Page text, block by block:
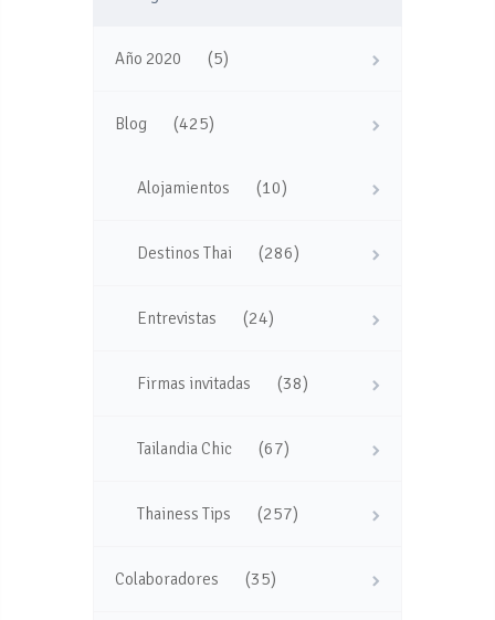
Año 2020 (5)
Blog (425)
Alojamientos (10)
Destinos Thai (286)
Entrevistas (24)
Firmas invitadas (38)
Tailandia Chic (67)
Thainess Tips (257)
Colaboradores (35)